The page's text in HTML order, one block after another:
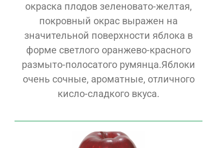
окраска плодов зеленовато-желтая,
покровный окрас выражен на
значительной поверхности яблока в
форме светлого оранжево-красного
размыто-полосатого румянца.Яблоки
очень сочные, ароматные, отличного
кисло-сладкого вкуса.